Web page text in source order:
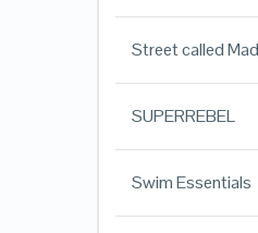
Street called
SUPERREBEL
Swim Essentials